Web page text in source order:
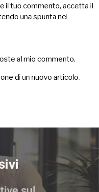
il tuo commento, accetta il
una spunta nel
al mio commento.
di un nuovo articolo.